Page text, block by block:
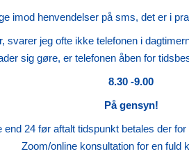
imod henvendelser på sms, det er i
svarer jeg ofte ikke telefonen i
sig gøre, er telefonen åben for
8.30 -9.00
På gensyn!
24 før aftalt tidspunkt betales der
Zoom/online konsultation for en fuld